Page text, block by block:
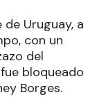
Uruguay, a
con un
del
bloqueado
Borges.